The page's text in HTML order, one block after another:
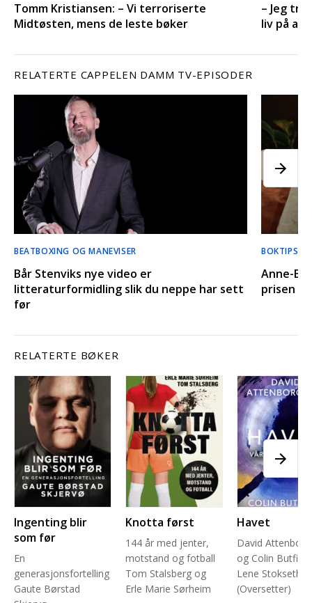
Tomm Kristiansen: – Vi terroriserte
Midtøsten, mens de leste bøker
– Jeg
liv på
RELATERTE CAPPELEN DAMM TV-EPISODER
BEATBOXING OG MANEVISER
Bår Stenviks nye video er
litteraturformidling slik du neppe har sett
før
BOKTIPS
Anne-
prisen
RELATERTE BØKER
Ingenting blir
som før
En
generasjonsfortelling
Gaute Børstad
Knotta først
144 år med jenter,
motstand og fotball
Tom Stalsberg og
Erle Marie Sørheim
Havet
David
og Colin
Lene Stokseth
(Oversetter)